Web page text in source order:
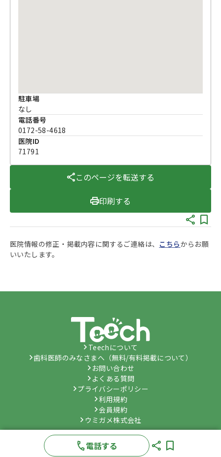
駐車場
なし
電話番号
0172-58-4618
医院ID
71791
このページを転送する
印刷する
医院情報の修正・掲載内容に関するご連絡は、 こちらからお願
いいたします。
Teechについて
歯科医師のみなさまへ（無料/有料掲載について）
お問い合わせ
よくある質問
プライバシーポリシー
利用規約
会員規約
ウミガメ株式会社
© Umygame Co., Ltd. All Rights Reserved.